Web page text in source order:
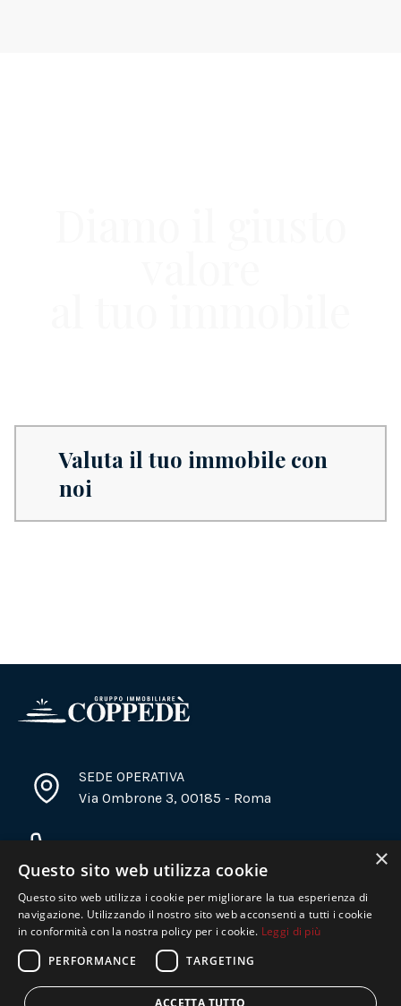
Valuta il tuo immobile con
noi
SEDE OPERATIVA
Via Ombrone 3, 00185 - Roma
info@immobiliarecoppede.it
×
Questo sito web utilizza cookie
Questo sito web utilizza i cookie per migliorare la tua esperienza di
navigazione. Utilizzando il nostro sito web acconsenti a tutti i cookie
in conformità con la nostra policy per i cookie. Leggi di più
PERFORMANCE
TARGETING
ACCETTA TUTTO